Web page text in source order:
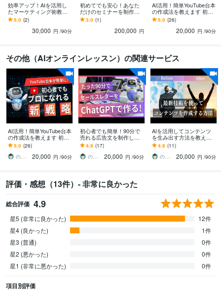
効率アップ！AIを活用し
たマーケティング術教え
ます 新時代のAIマーケ術
をマスターして驚きのビ
ジネス効率化を実現
5.0 (2)
30,000 円 /90分
初めてでも安心！あなた
だけのセミナーを制作し
ます 台本からスライドま
で丸ごとお任せ！セミナ
ー講師始めませんか？
3.0 (1)
200,000 円
AI活用！簡単YouTube台本
の作成法を教えます 初め
てでも安心！プロのシナ
リオライターになりませ
5.0 (26)
20,000 円 /90分
その他（AIオンラインレッスン）の関連サービス
AI活用！簡単YouTube台本
の作成法を教えます 初め
てでも安心！プロのシナ
リオライターになりませ
んか？
5.0 (26)
のぶ AI活用かんたんコンテンツ制作術
20,000 円 /90分
初心者でも簡単！90分で
売れる広告文を制作しま
す 初心者でも簡単！コピ
ペだけでプロ級のセール
スレターが完成
4.9 (17)
のぶ AI活用かんたんコンテンツ制作術
20,000 円 /90分
AIを活用してコンテンツ
を生み出す方法を教えま
す 新時代に輝け！AI活用
であなたのコンテンツを
作成しませんか？
4.8 (11)
のぶ AI活用かんたんコンテンツ制作術
20,000 円 /90分
評価・感想（13件）- 非常に良かった
総合評価 4.9
星5 (非常に良かった)
12件
星4 (良かった)
1件
星3 (普通)
0件
星2 (悪かった)
0件
星1 (非常に悪かった)
0件
項目別評価